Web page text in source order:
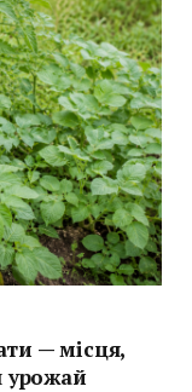
— місця,
урожай